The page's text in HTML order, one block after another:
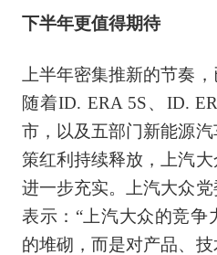
下半年更值得期待
上半年密集推新的节奏
随着ID. ERA 5S、ID.
市，以及五部门新能源
策红利持续释放，上汽
进一步充实。上汽大众
表示：“上汽大众的竞争
的堆砌，而是对产品、